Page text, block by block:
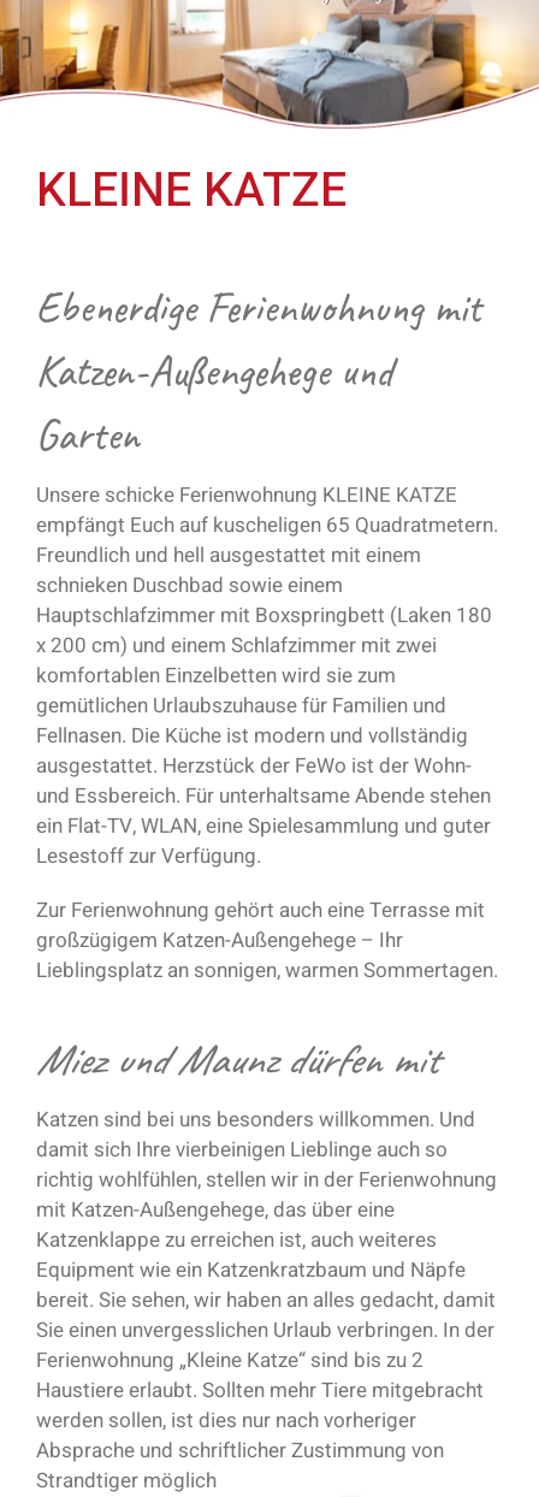
KLEINE KATZE
Ebenerdige Ferienwohnung mit
Katzen-Außengehege und
Garten
Unsere schicke Ferienwohnung KLEINE KATZE
empfängt Euch auf kuscheligen 65 Quadratmetern.
Freundlich und hell ausgestattet mit einem
schnieken Duschbad sowie einem
Hauptschlafzimmer mit Boxspringbett (Laken 180
x 200 cm) und einem Schlafzimmer mit zwei
komfortablen Einzelbetten wird sie zum
gemütlichen Urlaubszuhause für Familien und
Fellnasen. Die Küche ist modern und vollständig
ausgestattet. Herzstück der FeWo ist der Wohn-
und Essbereich. Für unterhaltsame Abende stehen
ein Flat-TV, WLAN, eine Spielesammlung und guter
Lesestoff zur Verfügung.
Zur Ferienwohnung gehört auch eine Terrasse mit
großzügigem Katzen-Außengehege – Ihr
Lieblingsplatz an sonnigen, warmen Sommertagen.
Miez und Maunz dürfen mit
Katzen sind bei uns besonders willkommen. Und
damit sich Ihre vierbeinigen Lieblinge auch so
richtig wohlfühlen, stellen wir in der Ferienwohnung
mit Katzen-Außengehege, das über eine
Katzenklappe zu erreichen ist, auch weiteres
Equipment wie ein Katzenkratzbaum und Näpfe
bereit. Sie sehen, wir haben an alles gedacht, damit
Sie einen unvergesslichen Urlaub verbringen. In der
Ferienwohnung „Kleine Katze“ sind bis zu 2
Haustiere erlaubt. Sollten mehr Tiere mitgebracht
werden sollen, ist dies nur nach vorheriger
Absprache und schriftlicher Zustimmung von
Strandtiger möglich